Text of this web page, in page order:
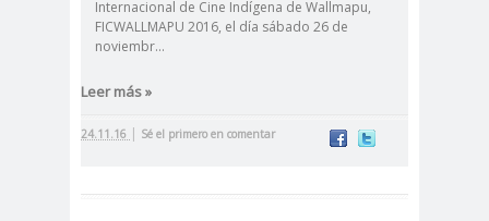
a
debate
BBC
NEWS
Bernardo Soria
biobio
Internacional de Cine Indígena de Wallmapu,
FICWALLMAPU 2016, el día sábado 26 de
noviembr...
Leer más »
24.11.16 | Sé el primero en comentar